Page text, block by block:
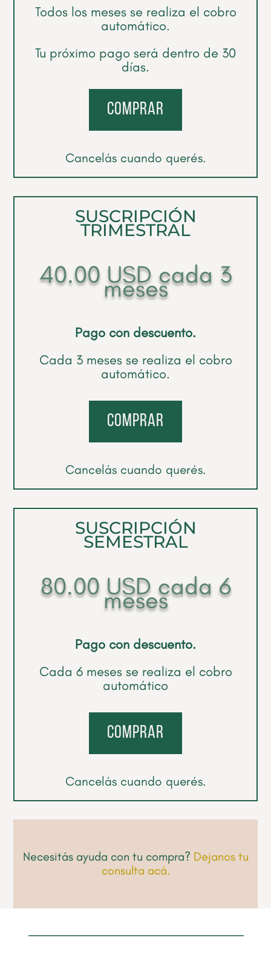
Todos los meses se realiza el cobro
automático.
Tu próximo pago será dentro de 30
días.
comprar
Cancelás cuando querés.
SUSCRIPCIÓN
TRIMESTRAL
40.00 USD cada 3
meses
Pago con descuento.
Cada 3 meses se realiza el cobro
automático.
comprar
Cancelás cuando querés.
SUSCRIPCIÓN
SEMESTRAL
80.00 USD cada 6
meses
Pago con descuento.
Cada 6 meses se realiza el cobro
automático
comprar
Cancelás cuando querés.
Necesitás ayuda con tu compra? Dejanos tu
consulta acá.